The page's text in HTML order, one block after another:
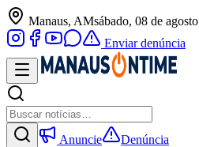
Manaus, AMsábado, 08 de agosto
Enviar denúncia
Anuncie
Denúncia